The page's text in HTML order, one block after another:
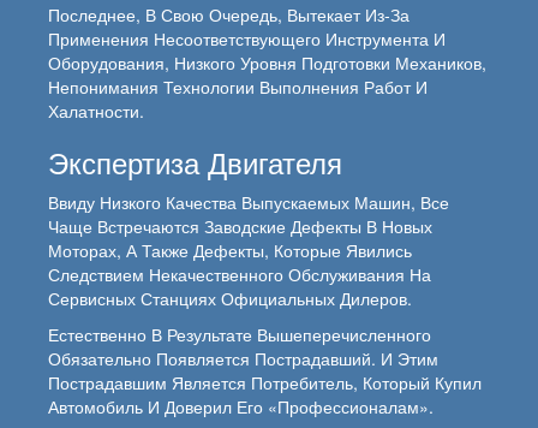
Последнее, В Свою Очередь, Вытекает Из-За
Применения Несоответствующего Инструмента И
Оборудования, Низкого Уровня Подготовки Механиков,
Непонимания Технологии Выполнения Работ И
Халатности.
Экспертиза Двигателя
Ввиду Низкого Качества Выпускаемых Машин, Все
Чаще Встречаются Заводские Дефекты В Новых
Моторах, А Также Дефекты, Которые Явились
Следствием Некачественного Обслуживания На
Сервисных Станциях Официальных Дилеров.
Естественно В Результате Вышеперечисленного
Обязательно Появляется Пострадавший. И Этим
Пострадавшим Является Потребитель, Который Купил
Автомобиль И Доверил Его «профессионалам».